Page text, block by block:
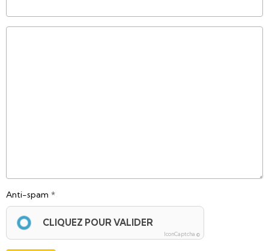
Anti-spam
CLIQUEZ POUR VALIDER
IconCaptcha ©